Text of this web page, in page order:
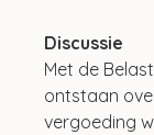
Discussie
Met de
ontstaan
vergoeding